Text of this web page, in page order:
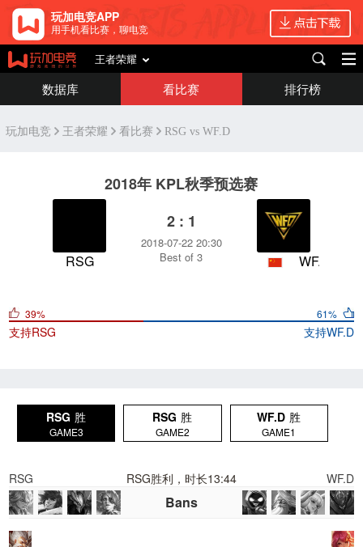
玩加电竞APP
用手机看比赛，聊电竞
王者荣耀
数据库 看比赛 排行榜
玩加电竞 王者荣耀 看比赛 RSG vs WF.D
2018年 KPL秋季预选赛
RSG
2 : 1
2018-07-22 20:30
Best of 3
WF.D
61%
支持WF.D
39%
支持RSG
RSG 胜
GAME3
RSG 胜
GAME2
WF.D 胜
GAME1
RSG RSG胜利，时长13:44 WF.D
Bans